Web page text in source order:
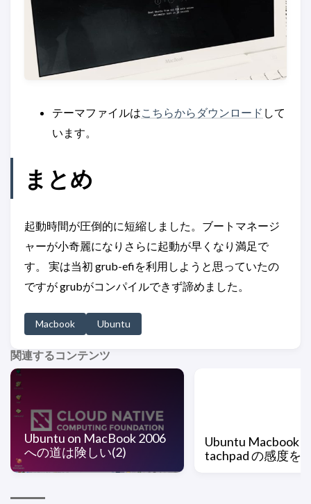
テーマファイルはこちらからダウンロード して
います。
まとめ
起動時間が圧倒的に短縮しました。ブートマネージ
ャーが小奇麗になりさらに起動が早くなり満足で
す。 実は当初 grub-efiを利用しようと思っていたの
ですが grubがコンパイルできず諦めました。
Macbook Ubuntu
関連するコンテンツ
Ubuntu on MacBook 2006
への道は険しい(2)
Ubuntu Macbook
tachpad の感度を